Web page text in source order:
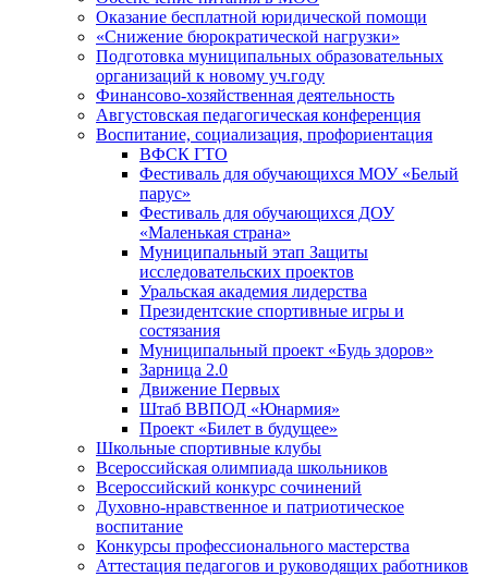
Оказание бесплатной юридической помощи
«Снижение бюрократической нагрузки»
Подготовка муниципальных образовательных
организаций к новому уч.году
Финансово-хозяйственная деятельность
Августовская педагогическая конференция
Воспитание, социализация, профориентация
ВФСК ГТО
Фестиваль для обучающихся МОУ «Белый
парус»
Фестиваль для обучающихся ДОУ
«Маленькая страна»
Муниципальный этап Защиты
исследовательских проектов
Уральская академия лидерства
Президентские спортивные игры и
состязания
Муниципальный проект «Будь здоров»
Зарница 2.0
Движение Первых
Штаб ВВПОД «Юнармия»
Проект «Билет в будущее»
Школьные спортивные клубы
Всероссийская олимпиада школьников
Всероссийский конкурс сочинений
Духовно-нравственное и патриотическое
воспитание
Конкурсы профессионального мастерства
Аттестация педагогов и руководящих работников